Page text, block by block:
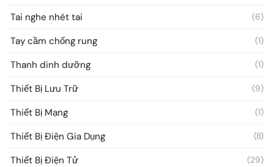
Tai nghe nhét tai (6)
Tay cầm chống rung (1)
Thanh dinh dưỡng (1)
Thiết Bị Lưu Trữ (9)
Thiết Bị Mạng (1)
Thiết Bị Điện Gia Dụng (8)
Thiết Bị Điện Tử (29)